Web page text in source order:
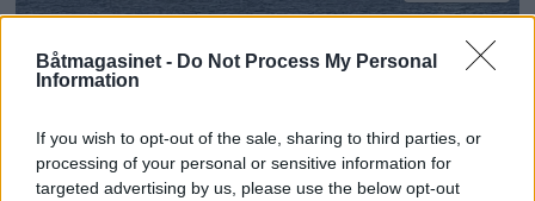
Båtmagasinet - Do Not Process My Personal
Information
If you wish to opt-out of the sale, sharing to third parties, or
processing of your personal or sensitive information for
targeted advertising by us, please use the below opt-out
Kaptein sovnet, ferge på